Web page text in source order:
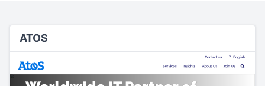
ATOS